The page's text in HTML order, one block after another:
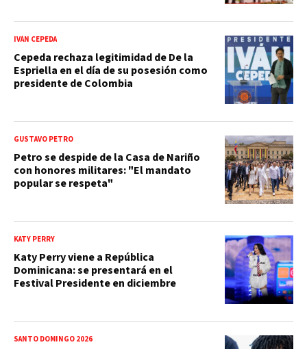
IVÁN CEPEDA
Cepeda rechaza legitimidad de De la
Espriella en el día de su posesión como
presidente de Colombia
GUSTAVO PETRO
Petro se despide de la Casa de Nariño
con honores militares: "El mandato
popular se respeta"
KATY PERRY
Katy Perry viene a República
Dominicana: se presentará en el
Festival Presidente en diciembre
SANTO DOMINGO 2026